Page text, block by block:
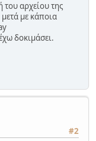
του αρχείου της
μετά με κάποια
δοκιμάσει.
#2